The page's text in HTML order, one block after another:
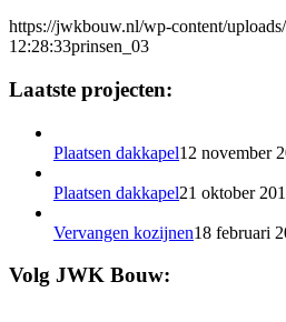
https://jwkbouw.nl/wp-content/
12:28:33prinsen_03
Laatste projecten:
Plaatsen dakkapel12 november
Plaatsen dakkapel21 oktober
Vervangen kozijnen18 februari
Volg JWK Bouw: